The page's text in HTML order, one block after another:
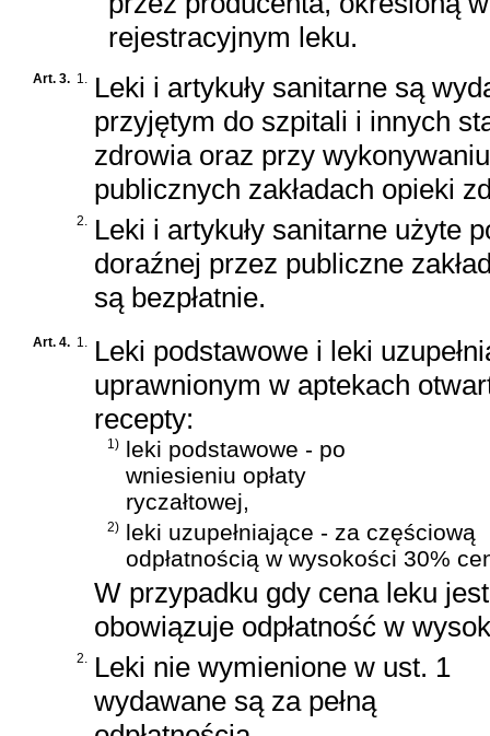
rejestracyjnym leku.
Art. 3. 1. Leki i artykuły sanitarne są
przyjętym do szpitali i innych
zdrowia oraz przy
publicznych zakładach opieki
2. Leki i artykuły sanitarne użyte
doraźnej przez publiczne
są bezpłatnie.
Art. 4. 1. Leki podstawowe i leki
uprawnionym w aptekach
recepty:
1) leki podstawowe - po
wniesieniu opłaty
ryczałtowej,
2) leki uzupełniające - za częściową
odpłatnością w wysokości 30%
W przypadku gdy cena leku
obowiązuje odpłatność w
2.
Leki nie wymienione w ust. 1
wydawane są za pełną